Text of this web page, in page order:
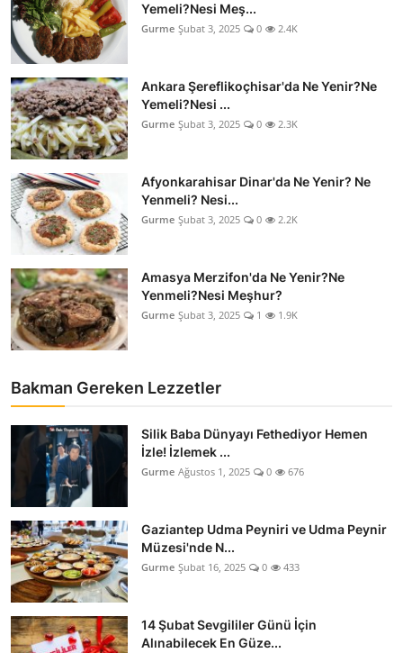
Popüler Kültür & Mutfak Tarihi
Mutfak Temizliği & Pratik Bilgiler
Anne & Bebek Beslenmesi
Mutfak Sırları & Teknikler
Gıda Sözlüğü & Nedir?
Yemek Tarifleri & Menüler
Yemeli?Nesi Meş...
Gurme Şubat 3, 2025 0 2.4K
Ankara Şereflikoçhisar'da Ne Yenir?Ne
Yemeli?Nesi ...
Gurme Şubat 3, 2025 0 2.3K
Afyonkarahisar Dinar'da Ne Yenir? Ne
Yenmeli? Nesi...
Gurme Şubat 3, 2025 0 2.2K
Amasya Merzifon'da Ne Yenir?Ne
Yenmeli?Nesi Meşhur?
Gurme Şubat 3, 2025 1 1.9K
Bakman Gereken Lezzetler
Silik Baba Dünyayı Fethediyor Hemen
İzle! İzlemek ...
Gurme Ağustos 1, 2025 0 676
Gaziantep Udma Peyniri ve Udma Peynir
Müzesi'nde N...
Gurme Şubat 16, 2025 0 433
14 Şubat Sevgililer Günü İçin
Alınabilecek En Güze...